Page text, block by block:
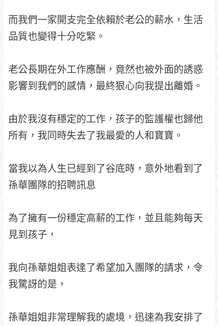
而我們一家開支完全依賴於老公的薪水，生活
品質也變得十分吃緊。
老公長期在外工作應酬，竟然也被外面的誘惑
影響到我們的感情，最終狠心向我提出離婚。
由於我沒有穩定的工作，孩子的監護權也歸他
所有，我同時失去了我最愛的人和寶寶。
當我以為人生已經到了谷底時，意外地看到了
孫華團隊的招聘訊息
為了擁有一份穩定高薪的工作，並且能夠每天
見到孩子，
我向孫華姐姐表達了希望加入團隊的請求，令
我驚訝的是，
孫華姐姐非常理解我的處境，迅速為我安排了